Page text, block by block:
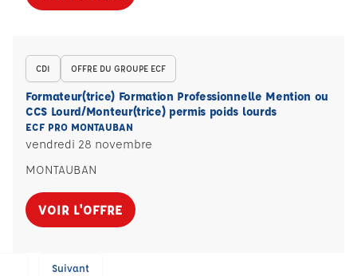
CDI OFFRE DU GROUPE ECF
Formateur(trice) Formation Professionnelle Mention ou
CCS Lourd/Monteur(trice) permis poids lourds
ECF PRO MONTAUBAN
vendredi 28 novembre
MONTAUBAN
VOIR L'OFFRE
Suivant